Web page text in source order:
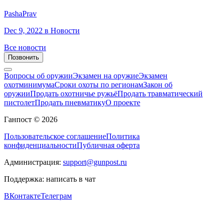
PashaPrav
Dec 9, 2022 в Новости
Все новости
Позвонить
Вопросы об оружииЭкзамен на оружиеЭкзамен
охотминимумаСроки охоты по регионамЗакон об
оружииПродать охотничье ружьёПродать травматический
пистолетПродать пневматикуО проекте
Ганпост © 2026
Пользовательское соглашениеПолитика
конфиденциальностиПубличная оферта
Администрация: support@gunpost.ru
Поддержка: написать в чат
ВКонтактеТелеграм